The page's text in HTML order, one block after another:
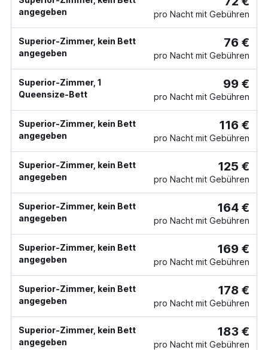
angegeben
pro Nacht mit Gebühren
Superior-Zimmer, kein Bett
angegeben
76 €
pro Nacht mit Gebühren
Superior-Zimmer, 1
Queensize-Bett
99 €
pro Nacht mit Gebühren
Superior-Zimmer, kein Bett
angegeben
116 €
pro Nacht mit Gebühren
Superior-Zimmer, kein Bett
angegeben
125 €
pro Nacht mit Gebühren
Superior-Zimmer, kein Bett
angegeben
164 €
pro Nacht mit Gebühren
Superior-Zimmer, kein Bett
angegeben
169 €
pro Nacht mit Gebühren
Superior-Zimmer, kein Bett
angegeben
178 €
pro Nacht mit Gebühren
Superior-Zimmer, kein Bett
angegeben
183 €
pro Nacht mit Gebühren